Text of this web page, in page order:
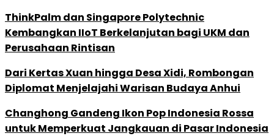
ThinkPalm dan Singapore Polytechnic
Kembangkan IIoT Berkelanjutan bagi UKM dan
Perusahaan Rintisan
Dari Kertas Xuan hingga Desa Xidi, Rombongan
Diplomat Menjelajahi Warisan Budaya Anhui
Changhong Gandeng Ikon Pop Indonesia Rossa
untuk Memperkuat Jangkauan di Pasar Indonesia